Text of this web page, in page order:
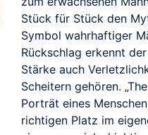
Stück für Stück den
Symbol wahrhaftiger
Rückschlag erkennt
Stärke auch
Scheitern gehören.
Porträt eines
richtigen Platz im